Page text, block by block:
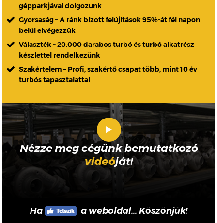
gépparkjával dolgozunk
Gyorsaság – A ránk bízott felújítások 95%-át fél napon
belül elvégezzük
Választék – 20.000 darabos turbó és turbó alkatrész
készlettel rendelkezünk
Szakértelem – Profi, szakértő csapat több, mint 10 év
turbós tapasztalattal
Nézze meg cégünk bemutatkozó
videóját!
Ha a weboldal... Köszönjük!